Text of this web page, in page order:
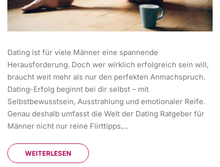
Dating ist für viele Männer eine spannende
Herausforderung. Doch wer wirklich erfolgreich sein will,
braucht weit mehr als nur den perfekten Anmachspruch.
Dating-Erfolg beginnt bei dir selbst – mit
Selbstbewusstsein, Ausstrahlung und emotionaler Reife.
Genau deshalb umfasst die Welt der Dating Ratgeber für
Männer nicht nur reine Flirttipps,...
WEITERLESEN